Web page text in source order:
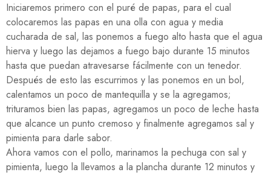
Iniciaremos primero con el puré de papas, para el cual
colocaremos las papas en una olla con agua y media
cucharada de sal, las ponemos a fuego alto hasta que el agua
hierva y luego las dejamos a fuego bajo durante 15 minutos
hasta que puedan atravesarse fácilmente con un tenedor.
Después de esto las escurrimos y las ponemos en un bol,
calentamos un poco de mantequilla y se la agregamos;
trituramos bien las papas, agregamos un poco de leche hasta
que alcance un punto cremoso y finalmente agregamos sal y
pimienta para darle sabor.
Ahora vamos con el pollo, marinamos la pechuga con sal y
pimienta, luego la llevamos a la plancha durante 12 minutos y